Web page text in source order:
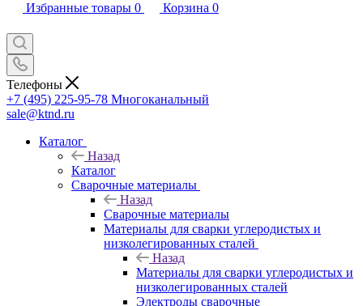
Избранные товары 0 Корзина 0
Телефоны
+7 (495) 225-95-78 Многоканальный
sale@ktnd.ru
Каталог
Назад
Каталог
Сварочные материалы
Назад
Сварочные материалы
Материалы для сварки углеродистых и
низколегированных сталей
Назад
Материалы для сварки углеродистых и
низколегированных сталей
Электроды сварочные